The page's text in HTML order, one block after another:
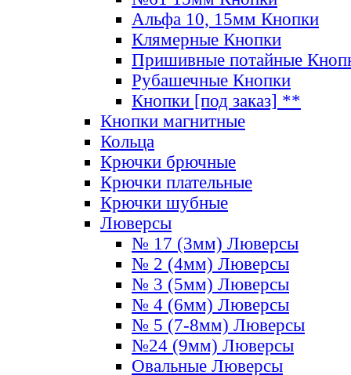
Альфа 10, 15мм Кнопки
Клямерные Кнопки
Пришивные потайные
Рубашечные Кнопки
Кнопки [под заказ] **
Кнопки магнитные
Кольца
Крючки брючные
Крючки плательные
Крючки шубные
Люверсы
№ 17 (3мм) Люверсы
№ 2 (4мм) Люверсы
№ 3 (5мм) Люверсы
№ 4 (6мм) Люверсы
№ 5 (7-8мм) Люверсы
№24 (9мм) Люверсы
Овальные Люверсы